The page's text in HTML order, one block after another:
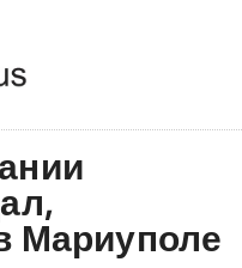
Мариуполе